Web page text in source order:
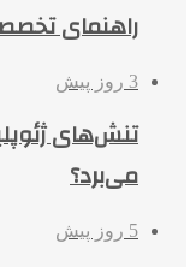
راهنمای
3 روز پیش
تنش‌های
می‌برد؟
5 روز پیش